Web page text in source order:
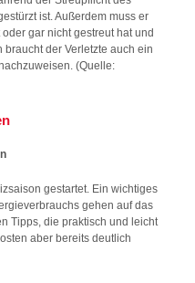
ist. Außerdem muss er
gar nicht gestreut hat und
der Verletzte auch ein
(Quelle:
gestartet. Ein wichtiges
gehen auf das
Tipps, die praktisch und leicht
aber bereits deutlich